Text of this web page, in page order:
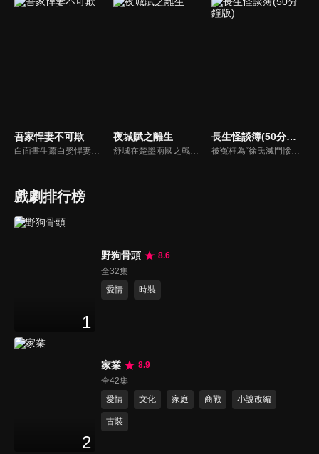
吾家悍妻不可欺
白面書生蕭白娶悍妻徐三娘，誰知她是失憶女將軍，他是隱姓世子爺。假夫妻變真戰友，組百姓軍抗倭寇，鬥權宦，夫妻聯手揭陰謀，救孤寡，在亂世中為百姓打下一座俠義之城。
夜城賦之離生
舒城在楚墨兩國之戰中落敗，並成為了墨國五皇女莫茴的魂器。失去自我意識的舒城跟隨姐姐莫茹回到墨國，面對失而復得的妹妹，莫茹欣喜又憂慮。為了保護親人和國家她棄醫從戎，甚至為了保護莫茴不惜被砍掉一條手臂，然而這一切都阻擋不了局勢的動盪不安...
長生怪談簿(50分鐘版)
被冤枉為“徐氏滅門慘案”兇手的主人公在多年後深陷倖存者的複仇圈套，成功說服其共同對抗真兇，並找出真相的故事。整個故事發生在一個荒山客棧，眾人鬥智斗勇，一步步揭開每個人的秘密，還原案件本來面目。
戲劇排行榜
1
野狗骨頭
8.6
全32集
愛情
時裝
2
家業
8.9
全42集
愛情
文化 家庭 商戰 小說改編
古裝